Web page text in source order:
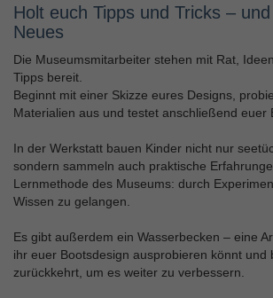
Holt euch Tipps und Tricks –
Neues
Die Museumsmitarbeiter stehen mit Rat,
Tipps bereit.
Beginnt mit einer Skizze eures Designs,
Materialien aus und testet anschließend euer
In der Werkstatt bauen Kinder nicht nur
sondern sammeln auch praktische
Lernmethode des Museums: durch
Wissen zu gelangen.
Es gibt außerdem ein Wasserbecken – eine
ihr euer Bootsdesign ausprobieren könnt und
zurückkehrt, um es weiter zu verbessern.